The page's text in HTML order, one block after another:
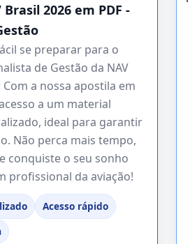
2026 em PDF -
se preparar para o
de Gestão da NAV
Com a nossa apostila em
a um material
ideal para garantir
Não perca mais tempo,
conquiste o seu sonho
profissional da aviação!
Acesso rápido